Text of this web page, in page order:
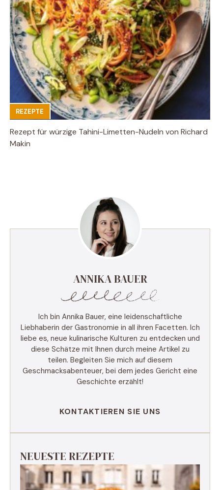
REZEPTE
Rezept für würzige Tahini-Limetten-Nudeln von Richard
Makin
ANNIKA BAUER
Ich bin Annika Bauer, eine leidenschaftliche
Liebhaberin der Gastronomie in all ihren Facetten. Ich
liebe es, neue kulinarische Kulturen zu entdecken und
diese Schätze mit Ihnen durch meine Artikel zu
teilen. Begleiten Sie mich auf diesem
Geschmacksabenteuer, bei dem jedes Gericht eine
Geschichte erzählt!
KONTAKTIEREN SIE UNS
NEUESTE REZEPTE